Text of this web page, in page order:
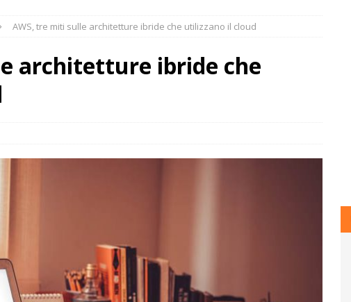
AWS, tre miti sulle architetture ibride che utilizzano il cloud
architetture ibride che